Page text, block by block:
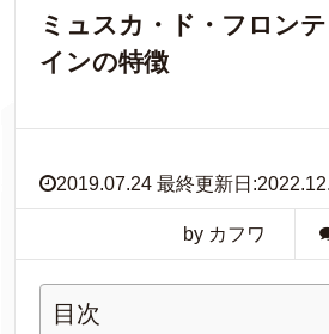
ミュスカ・ド・フロン
インの特徴
2019.07.24 最終更新日
by カフワ
目次